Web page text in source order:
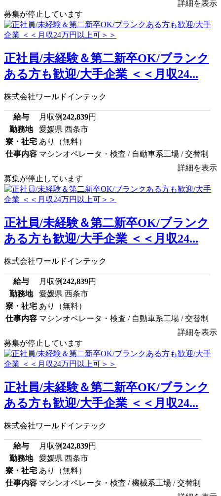
詳細を表示
募集が停止しています
正社員/未経験＆第二新卒OK/ブランク
ある方も歓迎/大手企業 ＜＜月収24...
株式会社ワールドインテック
給与 月収例242,839円
勤務地
愛媛県 西条市
寮・社宅 あり（無料）
仕事内容 マシンオペレータ・検査 / 自動車系工場 / 交替制
詳細を表示
募集が停止しています
正社員/未経験＆第二新卒OK/ブランク
ある方も歓迎/大手企業 ＜＜月収24...
株式会社ワールドインテック
給与 月収例242,839円
勤務地
愛媛県 西条市
寮・社宅 あり（無料）
仕事内容 マシンオペレータ・検査 / 自動車系工場 / 交替制
詳細を表示
募集が停止しています
正社員/未経験＆第二新卒OK/ブランク
ある方も歓迎/大手企業 ＜＜月収24...
株式会社ワールドインテック
給与 月収例242,839円
勤務地
愛媛県 西条市
寮・社宅 あり（無料）
仕事内容 マシンオペレータ・検査 / 機械系工場 / 交替制